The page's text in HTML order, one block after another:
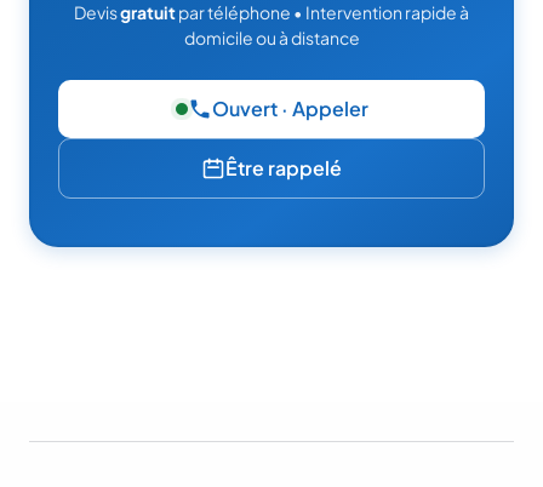
Devisgratuitpar téléphone • Intervention rapide à
domicile ou à distance
Ouvert · Appeler— 06 49 95 52 86
Être rappelé